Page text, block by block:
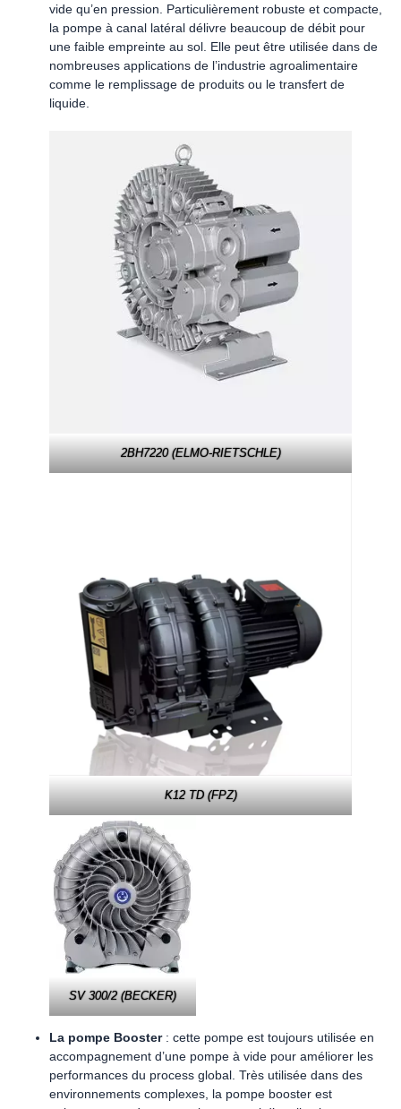
vide qu’en pression. Particulièrement robuste et compacte,
la pompe à canal latéral délivre beaucoup de débit pour
une faible empreinte au sol. Elle peut être utilisée dans de
nombreuses applications de l’industrie agroalimentaire
comme le remplissage de produits ou le transfert de
liquide.
2BH7220 (ELMO-RIETSCHLE)
K12 TD (FPZ)
SV 300/2 (BECKER)
La pompe Booster : cette pompe est toujours utilisée en
accompagnement d’une pompe à vide pour améliorer les
performances du process global. Très utilisée dans des
environnements complexes, la pompe booster est